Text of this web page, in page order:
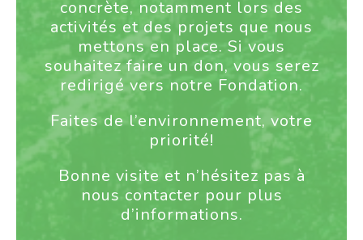
concrète, notamment lors des
activités et des projets que nous
mettons en place. Si vous
souhaitez faire un don, vous serez
redirigé vers notre Fondation.
Faites de l’environnement, votre
priorité!
Bonne visite et n’hésitez pas à
nous contacter pour plus
d’informations.